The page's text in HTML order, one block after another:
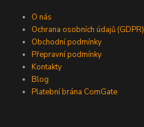
O nás
Ochrana osobních údajů (GDPR)
Obchodní podmínky
Přepravní podmínky
Kontakty
Blog
Platební brána ComGate